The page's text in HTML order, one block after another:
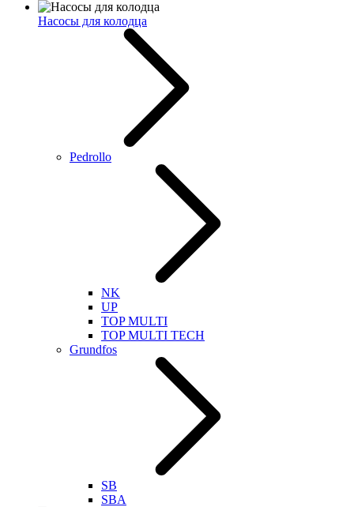
Насосы для колодца
Pedrollo
NK
UP
TOP MULTI
TOP MULTI TECH
Grundfos
SB
SBA